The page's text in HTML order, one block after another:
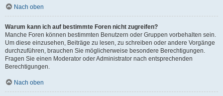
Nach oben
Warum kann ich auf bestimmte Foren nicht zugreifen?
Manche Foren können bestimmten Benutzern oder Gruppen vorbehalten sein.
Um diese einzusehen, Beiträge zu lesen, zu schreiben oder andere Vorgänge
durchzuführen, brauchen Sie möglicherweise besondere Berechtigungen.
Fragen Sie einen Moderator oder Administrator nach entsprechenden
Berechtigungen.
Nach oben